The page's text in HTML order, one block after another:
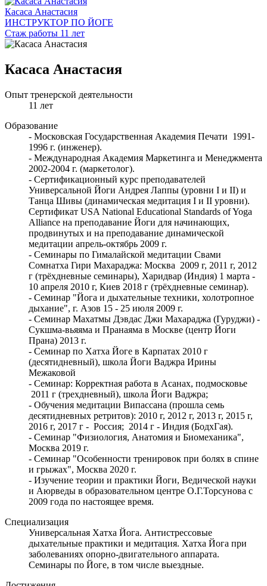
Касаса Анастасия
ИНСТРУКТОР ПО ЙОГЕ
Стаж работы 11 лет
Касаса Анастасия
Опыт тренерской деятельности
11 лет
Образование
- Московская Государственная Академия Печати 1991-
1996 г. (инженер).
- Международная Академия Маркетинга и Менеджмента
2002-2004 г. (маркетолог).
- Сертификационный курс преподавателей
Универсальной Йоги Андрея Лаппы (уровни I и II) и
Танца Шивы (динамическая медитация I и II уровни).
Сертификат USA National Educational Standards of Yoga
Alliance на преподавание Йоги для начинающих,
продвинутых и на преподавание динамической
медитации апрель-октябрь 2009 г.
- Семинары по Гималайской медитации Свами
Сомнатха Гири Махараджа: Москва 2009 г, 2011 г, 2012
г (трёхдневные семинары), Харидвар (Индия) 1 марта -
10 апреля 2010 г, Киев 2018 г (трёхдневные семинар).
- Семинар "Йога и дыхательные техники, холотропное
дыхание", г. Азов 15 - 25 июля 2009 г.
- Семинар Махатмы Дэвдас Джи Махараджа (Гуруджи) -
Сукшма-вьяяма и Пранаяма в Москве (центр Йоги
Прана) 2013 г.
- Семинар по Хатха Йоге в Карпатах 2010 г
(десятидневный), школа Йоги Ваджра Ирины
Межаковой
- Семинар: Корректная работа в Асанах, подмосковье
2011 г (трехдневный), школа Йоги Ваджра;
- Обучения медитации Випассана (прошла семь
десятидневных ретритов): 2010 г, 2012 г, 2013 г, 2015 г,
2016 г, 2017 г - Россия; 2014 г - Индия (БодхГая).
- Семинар "Физиология, Анатомия и Биомеханика",
Москва 2019 г.
- Семинар "Особенности тренировок при болях в спине
и грыжах", Москва 2020 г.
- Изучение теории и практики Йоги, Ведической науки
и Аюрведы в образовательном центре О.Г.Торсунова с
2009 года по настоящее время.
Специализация
Универсальная Хатха Йога. Антистрессовые
дыхательные практики и медитация. Хатха Йога при
заболеваниях опорно-двигательного аппарата.
Семинары по Йоге, в том числе выездные.